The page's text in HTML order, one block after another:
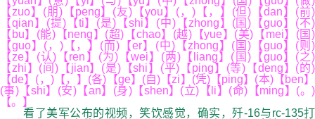
【zuo】(朋)【peng】(友)【you】(，)【，】(但)【dan】(前)
【qian】(提)【ti】(是)【shi】(中)【zhong】(国)【guo】(不)
【bu】(能)【neng】(超)【chao】(越)【yue】(美)【mei】(国)
【guo】(，)【，】(而)【er】(中)【zhong】(国)【guo】(则)
【ze】(认)【ren】(为)【wei】(两)【liang】(国)【guo】(之)
【zhi】(间)【jian】(是)【shi】(平)【ping】(等)【deng】(的)
【de】(，)【，】(各)【ge】(自)【zi】(凭)【ping】(本)【ben】
(事)【shi】(安)【an】(身)【shen】(立)【li】(命)【ming】(。)
【。】
看了美军公布的视频，笑饮感觉，确实，歼-16与rc-135打